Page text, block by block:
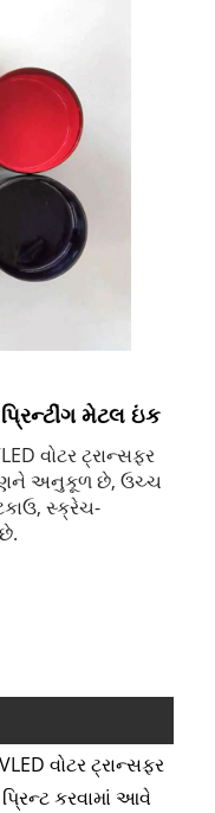
પ્રિન્ટીંગ મેટલ ઇંક
વોટર ટ્રાન્સફર
અનુકૂળ છે, ઉચ્ચ
સ્ક્રેચ-
વોટર ટ્રાન્સફર
કરવામાં આવે